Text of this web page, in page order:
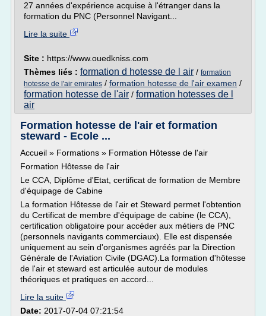
27 années d'expérience acquise à l'étranger dans la
formation du PNC (Personnel Navigant...
Lire la suite
Site : https://www.ouedkniss.com
Thèmes liés : formation d hotesse de l air / formation
hotesse de l'air emirates / formation hotesse de l'air examen /
formation hotesse de l'air / formation hotesses de l
air
Formation hotesse de l'air et formation
steward - Ecole ...
Accueil » Formations » Formation Hôtesse de l'air
Formation Hôtesse de l'air
Le CCA, Diplôme d'Etat, certificat de formation de Membre
d'équipage de Cabine
La formation Hôtesse de l'air et Steward permet l'obtention
du Certificat de membre d'équipage de cabine (le CCA),
certification obligatoire pour accéder aux métiers de PNC
(personnels navigants commerciaux). Elle est dispensée
uniquement au sein d'organismes agréés par la Direction
Générale de l'Aviation Civile (DGAC).La formation d'hôtesse
de l'air et steward est articulée autour de modules
théoriques et pratiques en accord...
Lire la suite
Date: 2017-07-04 07:21:54